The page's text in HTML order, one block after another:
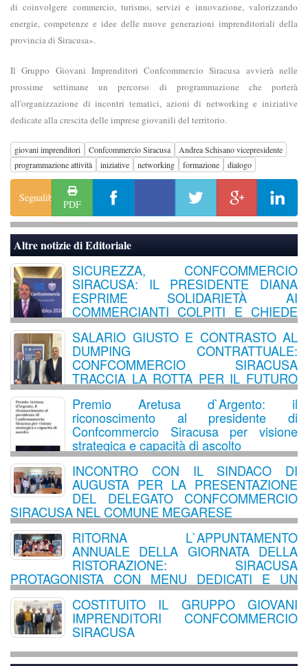
di coinvolgere commercio, turismo, servizi e innovazione, valorizzando
energie, competenze e idee delle nuove generazioni imprenditoriali della
provincia di Siracusa».
Il Gruppo Giovani Imprenditori Confcommercio Siracusa avvierà nelle
prossime settimane un percorso di programmazione che porterà
all'organizzazione di incontri tematici, azioni di networking e iniziative
dedicate alla crescita delle imprese giovanili del territorio.
giovani imprenditori Confcommercio Siracusa
Andrea Schisano vicepresidente
programmazione attività
iniziative networking formazione dialogo
Segnalibro
PDF
Altre notizie diEditoriale
SICUREZZA, CONFCOMMERCIO
SIRACUSA: IL PRESIDENTE DIANA
ESPRIME SOLIDARIETÀ AI
COMMERCIANTI COLPITI E CHIEDE
UN RAFFORZAMENTO DEI
CONTROLLI SUL TERRITORIO
SALARIO GIUSTO E CONTRASTO AL
DUMPING CONTRATTUALE:
CONFCOMMERCIO SIRACUSA
TRACCIA LA ROTTA PER IL FUTURO
DEL TURISMO E DEL LAVORO
Premio Aretusa d`Argento: il
riconoscimento al presidente di
Confcommercio Siracusa per visione
strategica e capacità di ascolto
INCONTRO CON IL SINDACO DI
AUGUSTA PER LA PRESENTAZIONE
DEL DELEGATO CONFCOMMERCIO
SIRACUSA NEL COMUNE MEGARESE
RITORNA L`APPUNTAMENTO
ANNUALE DELLA GIORNATA DELLA
RISTORAZIONE: SIRACUSA
PROTAGONISTA CON MENU DEDICATI E UN
LABORATORIO ESPERIENZIALE PER PICCOLI
CHEF COSTITUITO IL GRUPPO GIOVANI
IMPRENDITORI CONFCOMMERCIO
SIRACUSA